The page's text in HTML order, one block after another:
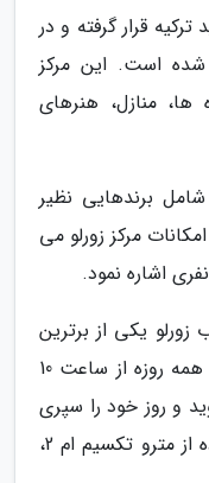
قرار گرفته و در
شده است. این مرکز
اداره ها، منازل، هنرهای
متنوع، شامل برندهایی نظیر
مرکز زورلو می
زورلو یکی از برترین
گزینه ها خواهد بود. شما می توانید همه روزه از ساعت 10
و روز خود را سپری
کنید. برای رفتن به مرکز زورلو، استفاده از مترو تکسیم ام 2،